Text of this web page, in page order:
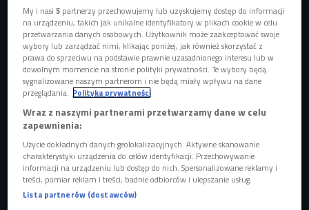
Mrozu w studiu Czwórki Foto: Piotr Podlewski/Polskie Radio
Mrozu wraca z drugą muzyczną propozycją w 2026 roku.
Po ogromnym sukcesie singla "Anioły (Pojedynek)"
My i nasi5 partnerzy przechowujemy lub uzyskujemy dostęp do informacji
na urządzeniu, takich jak unikalne identyfikatory w plikach cookie w celu
przetwarzania danych osobowych. Użytkownik może zaakceptować swoje
wybory lub zarządzać nimi, klikając poniżej, jak również skorzystać z
prawa do sprzeciwu na podstawie prawnie uzasadnionego interesu lub w
dowolnym momencie na stronie polityki prywatności. Te wybory będą
sygnalizowane naszym partnerom i nie będą miały wpływu na dane
przeglądania. Polityka prywatności
Wraz z naszymi partnerami przetwarzamy dane w celu
zapewnienia:
Użycie dokładnych danych geolokalizacyjnych. Aktywne skanowanie
charakterystyki urządzenia do celów identyfikacji. Przechowywanie
informacji na urządzeniu lub dostęp do nich. Spersonalizowane reklamy i
treści, pomiar reklam i treści, badnie odbiorców i ulepszanie usług.
Lista partnerów (dostawców)